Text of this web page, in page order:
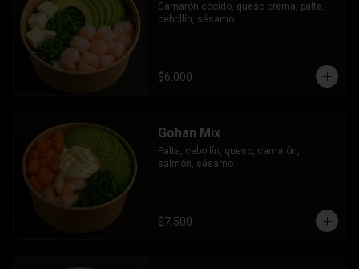
Camarón cocido, queso crema, palta,
cebollín, sésamo.
$6.000
Gohan Mix
Palta, cebollín, queso, camarón,
salmón, sésamo.
$7.500